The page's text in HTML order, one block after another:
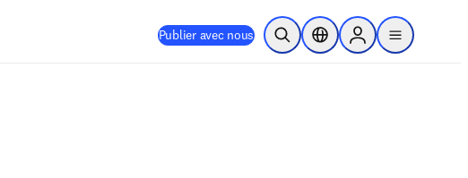
Publier avec nous Ouvrir la recherche
Sélecteur de localisation
Sign in to products
menu